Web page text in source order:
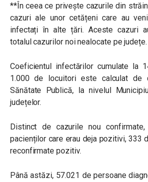
**În ceea ce privește cazurile din
cazuri ale unor cetățeni care au
infectați în alte țări. Aceste cazuri
totalul cazurilor noi nealocate pe județe.
Coeficientul infectărilor cumulate la
1.000 de locuitori este calculat de
Sănătate Publică, la nivelul
județelor.
Distinct de cazurile nou
pacienților care erau deja pozitivi, 333
reconfirmate pozitiv.
Până astăzi, 57.021 de persoane